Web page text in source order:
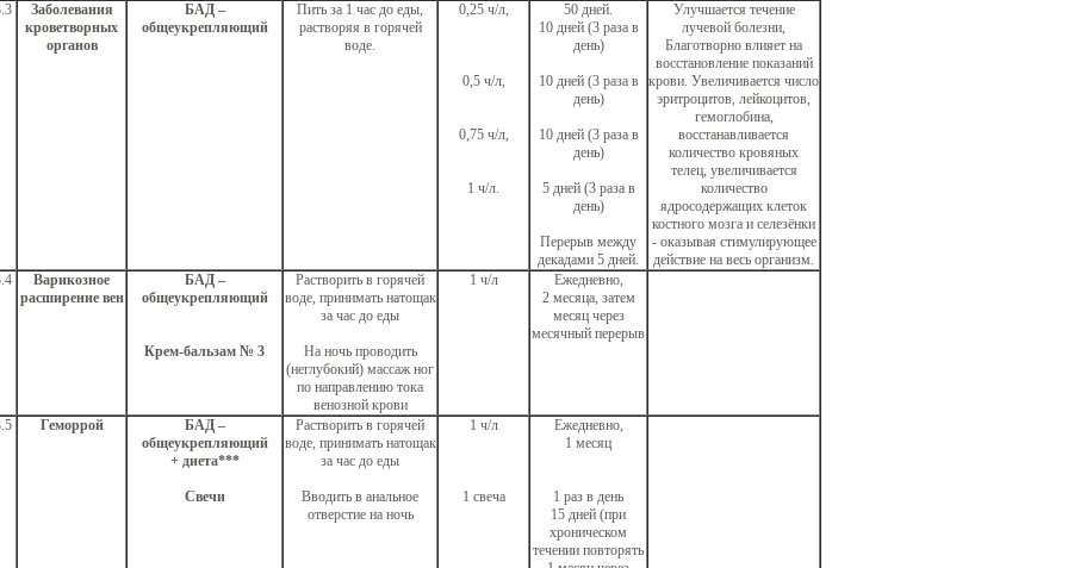
Заболевания
кроветворных
органов
БАД –
общеукрепляющий
Пить за 1 час до еды,
растворяя в горячей
воде.
0,25 ч/л,
0,5 ч/л,
0,75 ч/л,
1 ч/л.
50 дней.
10 дней (3 раза в
день)
10 дней (3 раза в
день)
10 дней (3 раза в
день)
5 дней (3 раза в
день)
Перерыв между
декадами 5 дней.
Улучшается течение
лучевой болезни,
Благотворно влияет на
восстановление показаний
крови. Увеличивается число
эритроцитов, лейкоцитов,
гемоглобина,
восстанавливается
количество кровяных
телец, увеличивается
количество
ядросодержащих клеток
костного мозга и селезёнки
- оказывая стимулирующее
действие на весь организм.
Варикозное
расширение вен
БАД –
общеукрепляющий
Крем-бальзам № 3
Растворить в горячей
воде, принимать натощак
за час до еды
На ночь проводить
(неглубокий) массаж ног
по направлению тока
венозной крови
1 ч/л
Ежедневно,
2 месяца, затем
месяц через
месячный перерыв
Геморрой
БАД –
общеукрепляющий
+ диета***
Свечи
Растворить в горячей
воде, принимать натощак
за час до еды
Вводить в анальное
отверстие на ночь
1 ч/л
1 свеча
Ежедневно,
1 месяц
1 раз в день
15 дней (при
хроническом
течении повторять